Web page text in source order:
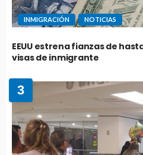
INMIGRACIÓN NOTICIAS
EEUU estrena fianzas de
visas de inmigrante
3